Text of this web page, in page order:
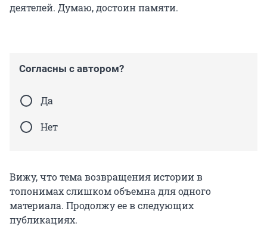
деятелей. Думаю, достоин памяти.
Согласны с автором?
Да
Нет
Вижу, что тема возвращения истории в
топонимах слишком объемна для одного
материала. Продолжу ее в следующих
публикациях.